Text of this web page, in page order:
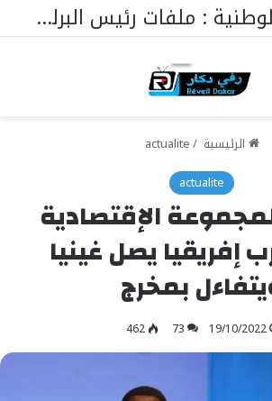
الدكتور مهاتير محمد في عامه الـ101… قائدٌ استثنائي ورمزٌ خالد في مسيرة نهضة ماليزيا.
الرئيسية /
actualite
actualite
الإقتصادية
إفريقيا يصل غينيا
بمخرج
19/10/2022
73
462